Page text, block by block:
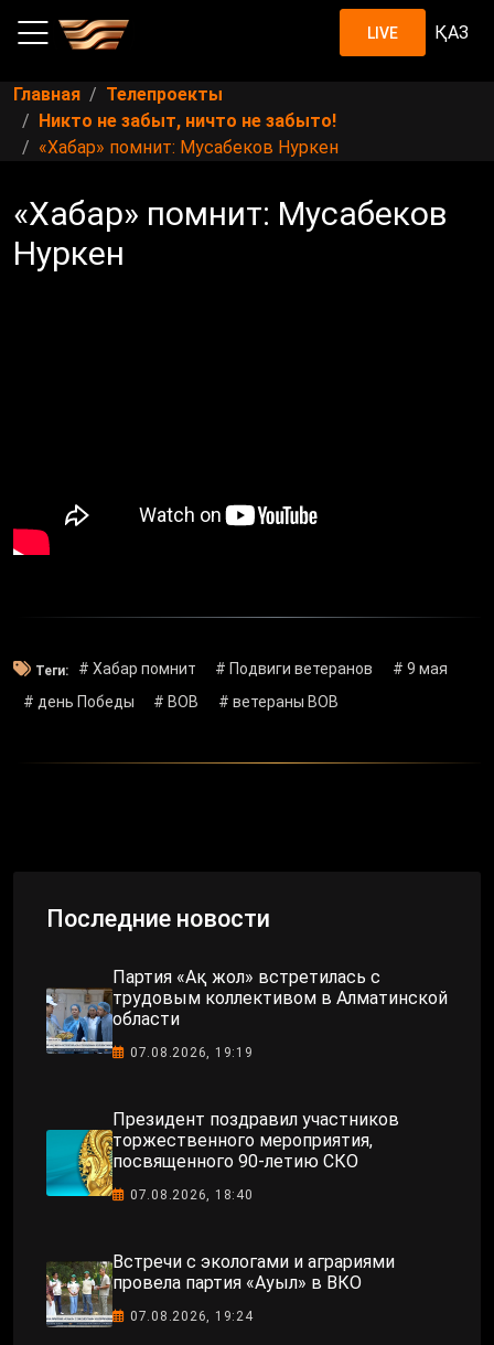
LIVE ҚАЗ
Главная
Телепроекты
Никто не забыт, ничто не забыто!
«Хабар» помнит: Мусабеков Нуркен
«Хабар» помнит: Мусабеков
Нуркен
Теги: # Хабар помнит # Подвиги ветеранов
# 9 мая
# день Победы
# ВОВ # ветераны ВОВ
Последние новости
Партия «Ақ жол» встретилась с
трудовым коллективом в Алматинской
области
07.08.2026, 19:19
Президент поздравил участников
торжественного мероприятия,
посвященного 90-летию СКО
07.08.2026, 18:40
Встречи с экологами и аграриями
провела партия «Ауыл» в ВКО
07.08.2026, 19:24